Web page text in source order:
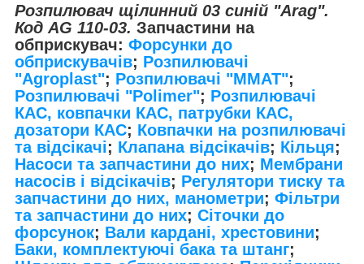
Розпилювач щілинний 03 синій "Arag".
Код AG 110-03. Запчастини на
обприскувач: Форсунки до
обприскувачів; Розпилювачі
"Agroplast"; Розпилювачі "MMAT";
Розпилювачі "Polimer"; Розпилювачі
КАС, ковпачки КАС, патрубки КАС,
дозатори КАС; Ковпачки на розпилювачі
та відсікачі; Клапана відсікачів; Кільця;
Насоси та запчастини до них; Мембрани
насосів і відсікачів; Регулятори тиску та
запчастини до них, манометри; Фільтри
та запчастини до них; Сіточки до
форсунок; Вали кардані, хрестовини;
Баки, комплектуючі бака та штанг;